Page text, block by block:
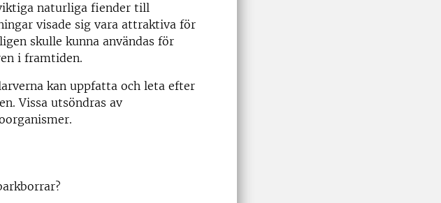
naturliga fiender till
visade sig vara attraktiva för
skulle kunna användas för
i framtiden.
kan uppfatta och leta efter
Vissa utsöndras av